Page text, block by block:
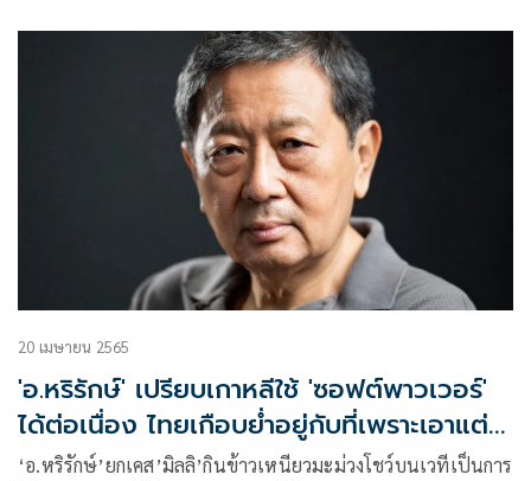
20 เมษายน 2565
'อ.หริรักษ์' เปรียบเกาหลีใช้ 'ซอฟต์พาวเวอร์'
ได้ต่อเนื่อง ไทยเกือบย่ำอยู่กับที่เพราะเอาแต่
ดึงแข้งดึงขากัน พวกใครพวกมัน
‘อ.หริรักษ์’ยกเคส’มิลลิ’กินข้าวเหนียวมะม่วงโชว์บนเวทีเป็นการ